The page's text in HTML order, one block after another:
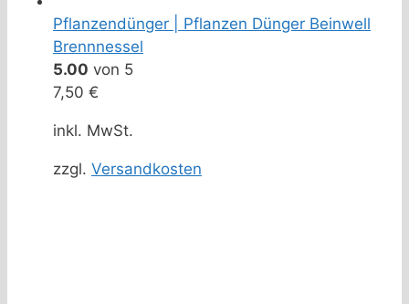
Pflanzendünger | Pflanzen Dünger Beinwell
Brennnessel
5.00 von 5
7,50 €
inkl. MwSt.
zzgl. Versandkosten